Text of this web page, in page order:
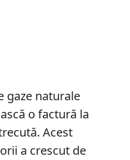
gaze naturale
o factură la
Acest
a crescut de